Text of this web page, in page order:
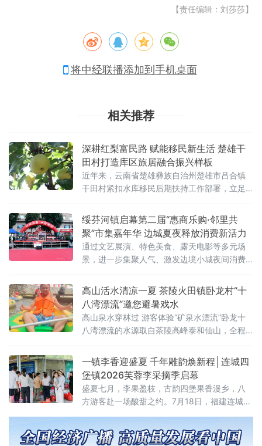
【责任编辑：刘莎莎】
将中经联播添加到手机桌面
相关推荐
深耕红梨富民路 赋能移民新生活 楚雄干
田村打造库区旅居融合振兴样板
近年来，云南省楚雄彝族自治州楚雄市吕合镇
干田村紧扣水库移民后期扶持工作部署，立足
富”核心目标，摒弃短期“输血式”帮扶，深耕特
色产业“造血式”振兴，历经四十载迭代发展
绥芬河镇启幕第二届“惠商乐购·邻里共
聚”市集嘉年华 边城夏夜释放消费新活力
通过文艺展演、特色美食、露天电影等多元场
景，进一步集聚人气、激发边境小城夜间消费
鼓学校学生带来的动感鼓乐，市集现场气氛被
迅
高山活水清凉一夏 茶陵火田镇卧龙村“十
八湾漂流”邀您避暑戏水
高山泉水穿林过 游客体验“矿泉水漂流”卧龙十
八湾漂流的水源取自茶陵高峰泰和仙山，全程
沁人，被游客形象地称为“矿泉水上的漂流”。漂
流河道蜿蜒穿行于
一镇李香迎盛夏 千年雕韵焕新程│连城四
堡镇2026芙蓉李采摘季启幕
盛夏七月，李果盈枝，古韵四堡果香漫乡，八
方游客赴一场酸甜之约。7月18日，福建连城县
以‘李’相约嘉年华”活动盛大启幕。活动巧借闽超
赛事流量热度，串联鲜果采摘、雕版非遗研